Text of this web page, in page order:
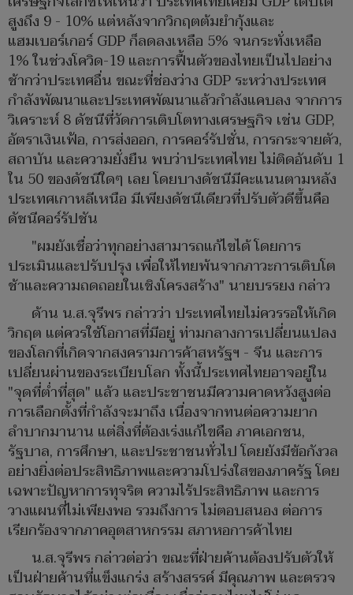
สูงถึง 9 - 10% แต่หลังจากวิกฤตต้มยำกุ้งและ
แฮมเบอร์เกอร์ GDP ก็ลดลงเหลือ 5% จนกระทั่งเหลือ
1% ในช่วงโควิด-19 และการฟื้นตัวของไทยเป็นไปอย่าง
ช้ากว่าประเทศอื่น ขณะที่ช่องว่าง GDP ระหว่างประเทศ
กำลังพัฒนาและประเทศพัฒนาแล้วกำลังแคบลง จากการ
วิเคราะห์ 8 ดัชนีที่วัดการเติบโตทางเศรษฐกิจ เช่น GDP,
อัตราเงินเฟ้อ, การส่งออก, การคอร์รัปชั่น, การกระจายตัว,
สถาบัน และความยั่งยืน พบว่าประเทศไทย ไม่ติดอันดับ 1
ใน 50 ของดัชนีใดๆ เลย โดยบางดัชนีมีคะแนนตามหลัง
ประเทศเกาหลีเหนือ มีเพียงดัชนีเดียวที่ปรับตัวดีขึ้นคือ
ดัชนีคอร์รัปชัน
"ผมยังเชื่อว่าทุกอย่างสามารถแก้ไขได้ โดยการ
ประเมินและปรับปรุง เพื่อให้ไทยพ้นจากภาวะการเติบโต
ช้าและความถดถอยในเชิงโครงสร้าง" นายบรรยง กล่าว
ด้าน น.ส.จุรีพร กล่าวว่า ประเทศไทยไม่ควรรอให้เกิด
วิกฤต แต่ควรใช้โอกาสที่มีอยู่ ท่ามกลางการเปลี่ยนแปลง
ของโลกที่เกิดจากสงครามการค้าสหรัฐฯ - จีน และการ
เปลี่ยนผ่านของระเบียบโลก ทั้งนี้ประเทศไทยอาจอยู่ใน
"จุดที่ต่ำที่สุด" แล้ว และประชาชนมีความคาดหวังสูงต่อ
การเลือกตั้งที่กำลังจะมาถึง เนื่องจากทนต่อความยาก
ลำบากมานาน แต่สิ่งที่ต้องเร่งแก้ไขคือ ภาคเอกชน,
รัฐบาล, การศึกษา, และประชาชนทั่วไป โดยยังมีข้อกังวล
อย่างยิ่งต่อประสิทธิภาพและความโปร่งใสของภาครัฐ โดย
เฉพาะปัญหาการทุจริต ความไร้ประสิทธิภาพ และการ
วางแผนที่ไม่เพียงพอ รวมถึงการ ไม่ตอบสนอง ต่อการ
เรียกร้องจากภาคอุตสาหกรรม สภาหอการค้าไทย
น.ส.จุรีพร กล่าวต่อว่า ขณะที่ฝ่ายค้านต้องปรับตัวให้
เป็นฝ่ายค้านที่แข็งแกร่ง สร้างสรรค์ มีคุณภาพ และตรวจ